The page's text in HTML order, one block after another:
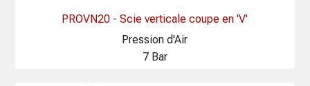
PROVN20 - Scie verticale coupe en 'V'
Pression d'Air
7 Bar